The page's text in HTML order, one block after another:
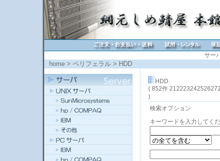
サー
home > ペリフェラル > HDD
HDD
( 852件
)
21222324252627
検索オプション
キーワードを入力してく